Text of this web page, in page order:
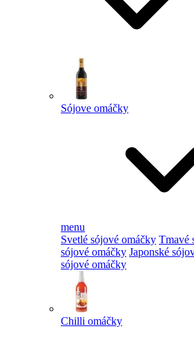
Sójove omáčky
menu
Svetlé sójové omáčky Tmavé
sójové omáčky Japonské
sójové omáčky
Chilli omáčky